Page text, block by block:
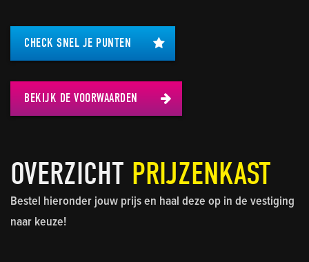
CHECK SNEL JE PUNTEN
BEKIJK DE VOORWAARDEN
OVERZICHT PRIJZENKAST
Bestel hieronder jouw prijs en haal deze op in de vestiging
naar keuze!